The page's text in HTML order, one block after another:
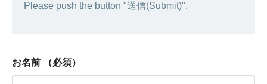
Please push the button "送信(Submit)".
お名前 （必須）